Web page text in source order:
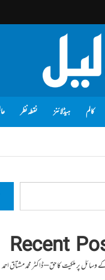
کالم ہیڈلائنز نقطہ نظر
Recent
پر ملکیت کا حق – ڈاکٹر محمد مشتاق احمد